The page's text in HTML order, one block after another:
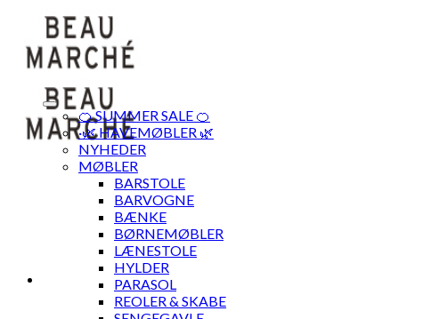
content
🍊 SUMMER SALE 🍊
·🌿 HAVEMØBLER 🌿
NYHEDER
MØBLER
BARSTOLE
BARVOGNE
BÆNKE
BØRNEMØBLER
LÆNESTOLE
HYLDER
PARASOL
REOLER & SKABE